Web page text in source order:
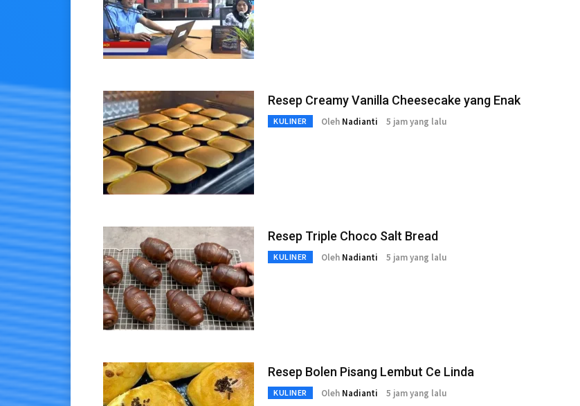
Resep Creamy Vanilla Cheesecake yang Enak
KULINER Oleh Nadianti 5 jam yang lalu
Resep Triple Choco Salt Bread
KULINER Oleh Nadianti 5 jam yang lalu
Resep Bolen Pisang Lembut Ce Linda
KULINER Oleh Nadianti 5 jam yang lalu